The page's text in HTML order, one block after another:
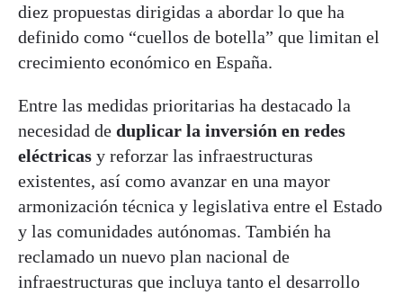
diez propuestas dirigidas a abordar lo que ha
definido como “cuellos de botella” que limitan el
crecimiento económico en España.
Entre las medidas prioritarias ha destacado la
necesidad de duplicar la inversión en redes
eléctricas y reforzar las infraestructuras
existentes, así como avanzar en una mayor
armonización técnica y legislativa entre el Estado
y las comunidades autónomas. También ha
reclamado un nuevo plan nacional de
infraestructuras que incluya tanto el desarrollo